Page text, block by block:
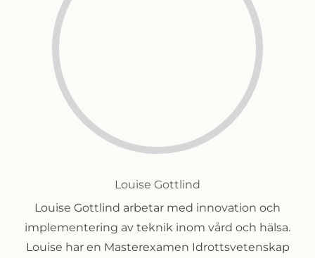
Louise Gottlind
Louise Gottlind arbetar med innovation och
implementering av teknik inom vård och hälsa.
Louise har en Masterexamen Idrottsvetenskap